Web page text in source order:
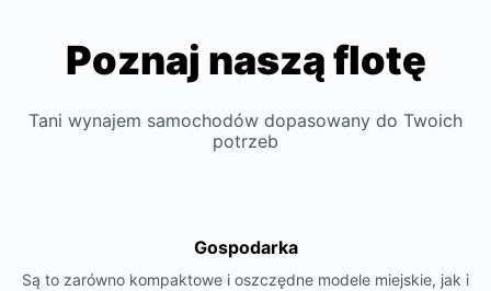
Poznaj naszą flotę
Tani wynajem samochodów dopasowany do Twoich
potrzeb
Gospodarka
Są to zarówno kompaktowe i oszczędne modele miejskie, jak i